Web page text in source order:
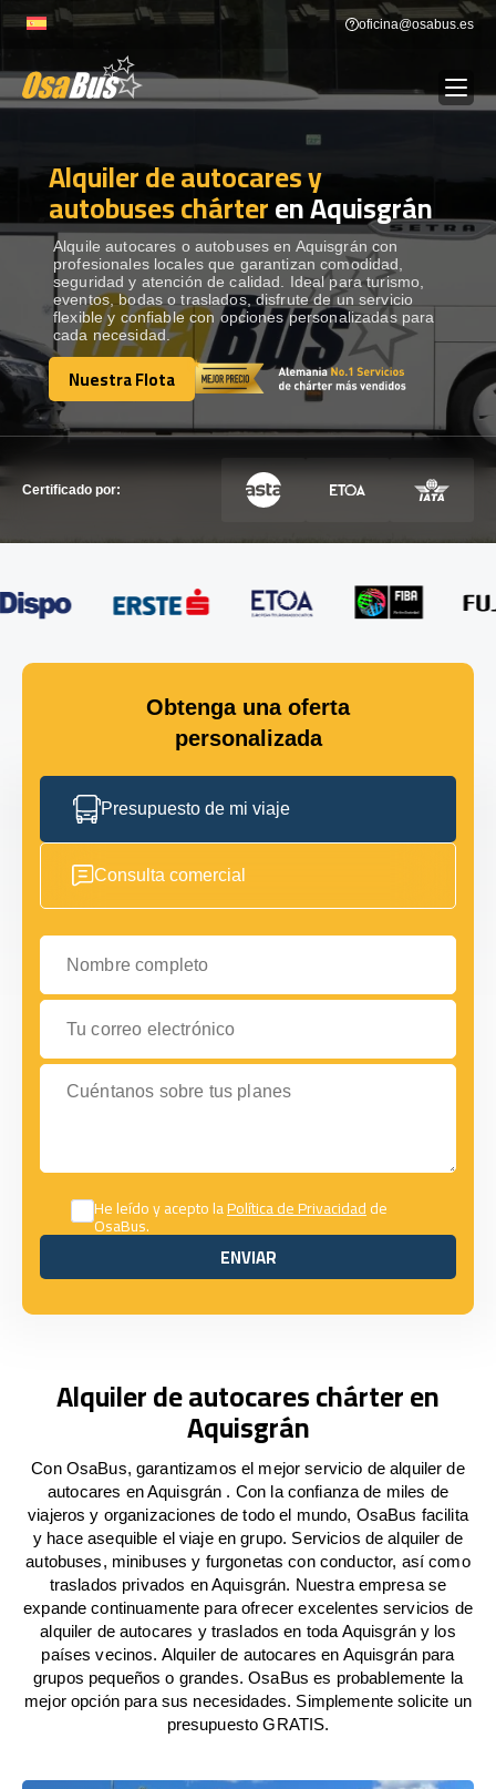
to
oficina@osabus.es
ALQUILER DE AUTOCARES
DESTINOS Show dropdown
RECORRIDAS Show dropdown
FLOTA
Alquiler de autocares y
autobuses chárteren Aquisgrán
Alquile autocares o autobuses en Aquisgrán con
profesionales locales que garantizan comodidad,
seguridad y atención de calidad. Ideal para turismo,
eventos, bodas o traslados, disfrute de un servicio
flexible y confiable con opciones personalizadas para
cada necesidad.
Nuestra Flota
Nuestra Flota
Certificado por:
Obtenga una oferta
personalizada
Presupuesto de mi viaje
Consulta comercial
Nombre completo
Tu correo electrónico
Cuéntanos sobre tus planes
He leído y acepto laPolítica de Privacidadde
OsaBus.
ENVIAR
ENVIAR
Alquiler de autocares chárter en
Aquisgrán
Con OsaBus, garantizamos el mejor servicio de alquiler de
autocares en Aquisgrán . Con la confianza de miles de
viajeros y organizaciones de todo el mundo, OsaBus facilita
y hace asequible el viaje en grupo. Servicios de alquiler de
autobuses, minibuses y furgonetas con conductor, así como
traslados privados en Aquisgrán. Nuestra empresa se
expande continuamente para ofrecer excelentes servicios de
alquiler de autocares y traslados en toda Aquisgrán y los
países vecinos. Alquiler de autocares en Aquisgrán para
grupos pequeños o grandes. OsaBus es probablemente la
mejor opción para sus necesidades. Simplemente solicite un
presupuesto GRATIS.